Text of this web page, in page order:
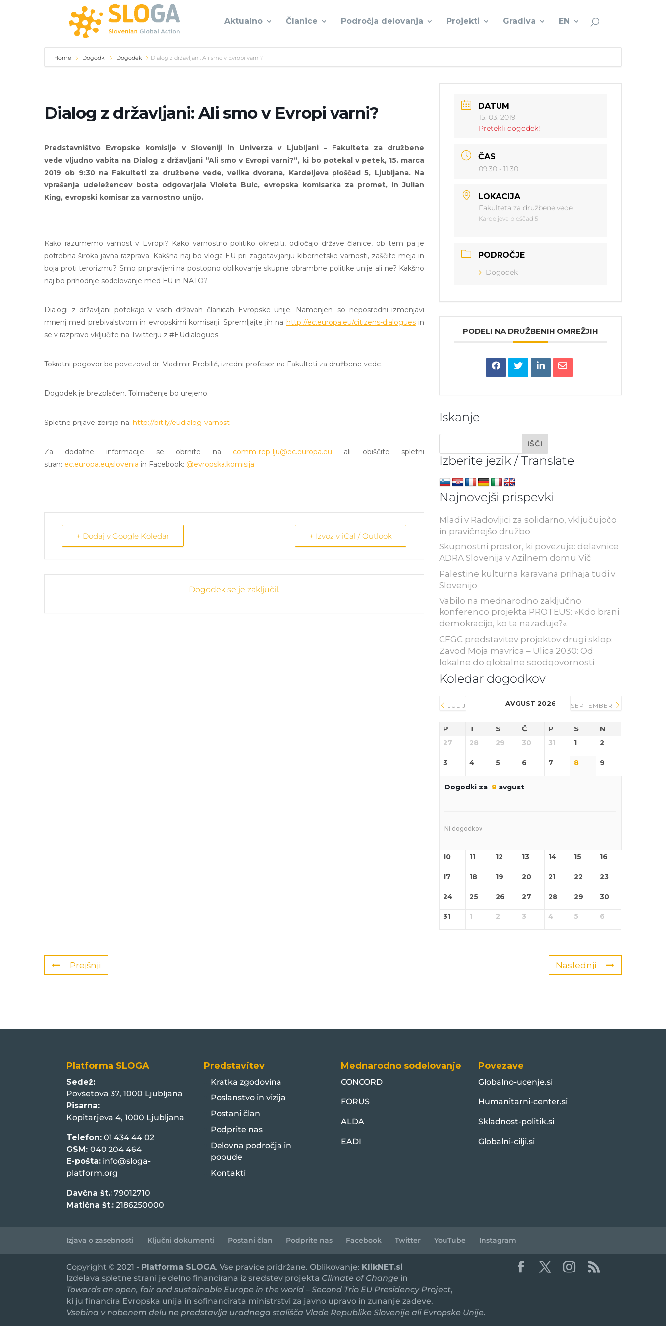
Aktualno Članice Področja delovanja Projekti Gradiva EN
Home Dogodki Dogodek Dialog z državljani: Ali smo v Evropi varni?
Dialog z državljani: Ali smo v Evropi varni?
Predstavništvo Evropske komisije v Sloveniji in Univerza v Ljubljani – Fakulteta za družbene
vede vljudno vabita na Dialog z državljani “Ali smo v Evropi varni?”, ki bo potekal v petek, 15. marca
2019 ob 9:30 na Fakulteti za družbene vede, velika dvorana, Kardeljeva ploščad 5, Ljubljana. Na
vprašanja udeležencev bosta odgovarjala Violeta Bulc, evropska komisarka za promet, in Julian
King, evropski komisar za varnostno unijo.
Kako razumemo varnost v Evropi? Kako varnostno politiko okrepiti, odločajo države članice, ob tem pa je
potrebna široka javna razprava. Kakšna naj bo vloga EU pri zagotavljanju kibernetske varnosti, zaščite meja in
boja proti terorizmu? Smo pripravljeni na postopno oblikovanje skupne obrambne politike unije ali ne? Kakšno
naj bo prihodnje sodelovanje med EU in NATO?
Dialogi z državljani potekajo v vseh državah članicah Evropske unije. Namenjeni so neposredni izmenjavi
mnenj med prebivalstvom in evropskimi komisarji. Spremljajte jih na http://ec.europa.eu/citizens-dialoguesin
se v razpravo vključite na Twitterju z #EUdialogues.
Tokratni pogovor bo povezoval dr. Vladimir Prebilič, izredni profesor na Fakulteti za družbene vede.
Dogodek je brezplačen. Tolmačenje bo urejeno.
Spletne prijave zbirajo na: http://bit.ly/eudialog-varnost
Za dodatne informacije se obrnite na comm-rep-lju@ec.europa.eu ali obiščite spletni
stran: ec.europa.eu/slovenia in Facebook: @evropska.komisija
+ Dodaj v Google Koledar + Izvoz v iCal / Outlook
Dogodek se je zaključil.
DATUM
15. 03. 2019
Pretekli dogodek!
ČAS
09:30 - 11:30
LOKACIJA
Fakulteta za družbene vede
Kardeljeva ploščad 5
PODROČJE
Dogodek
PODELI NA DRUŽBENIH OMREŽJIH
Iskanje
Izberite jezik / Translate
Najnovejši prispevki
Mladi v Radovljici za solidarno, vključujočo
in pravičnejšo družbo
Skupnostni prostor, ki povezuje: delavnice
ADRA Slovenija v Azilnem domu Vič
Palestine kulturna karavana prihaja tudi v
Slovenijo
Vabilo na mednarodno zaključno
konferenco projekta PROTEUS: »Kdo brani
demokracijo, ko ta nazaduje?«
CFGC predstavitev projektov drugi sklop:
Zavod Moja mavrica – Ulica 2030: Od
lokalne do globalne soodgovornosti
Koledar dogodkov
JULIJ AVGUST 2026 SEPTEMBER
P T S Č P S N
27 28 29 30 31 1 2
3 4 5 6 7 8 9
Dogodki za 8 avgust
Ni dogodkov
10 11 12 13 14 15 16
17 18 19 20 21 22 23
24 25 26 27 28 29 30
31 1 2 3 4 5 6
Prejšnji Naslednji
Platforma SLOGA
Sedež:
Povšetova 37, 1000 Ljubljana
Pisarna:
Kopitarjeva 4, 1000 Ljubljana
Telefon: 01 434 44 02
GSM:040 204 464
E-pošta: info@sloga-
platform.org
Davčna št.: 79012710
Matična št.: 2186250000
Predstavitev
Kratka zgodovina
Poslanstvo in vizija
Postani član
Podprite nas
Delovna področja in
pobude
Kontakti
Mednarodno sodelovanje
CONCORD
FORUS
ALDA
EADI
Povezave
Globalno-ucenje.si
Humanitarni-center.si
Skladnost-politik.si
Globalni-cilji.si
Izjava o zasebnosti Ključni dokumenti Postani član Podprite nas Facebook Twitter YouTube Instagram
Copyright © 2021 - Platforma SLOGA. Vse pravice pridržane. Oblikovanje: KlikNET.si
Izdelava spletne strani je delno financirana iz sredstev projekta Climate of Change in
Towards an open, fair and sustainable Europe in the world – Second Trio EU Presidency Project,
ki ju financira Evropska unija in sofinancirata ministrstvi za javno upravo in zunanje zadeve.
Vsebina v nobenem delu ne predstavlja uradnega stališča Vlade Republike Slovenije ali Evropske Unije.